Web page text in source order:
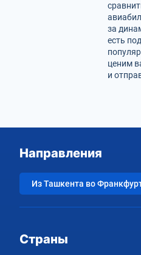
за
есть
ценим
и
Направления
Из Ташкента во
Страны